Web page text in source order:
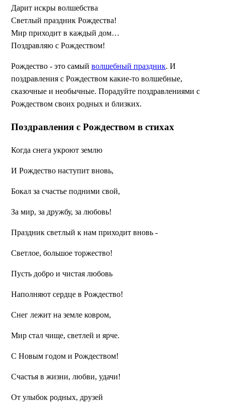
Дарит искры волшебства
Светлый праздник Рождества!
Мир приходит в каждый дом…
Поздравляю с Рождеством!
Рождество - это самый волшебный праздник. И
поздравления с Рождеством какие-то волшебные,
сказочные и необычные. Порадуйте поздравлениями с
Рождеством своих родных и близких.
Поздравления с Рождеством в стихах
Когда снега укроют землю
И Рождество наступит вновь,
Бокал за счастье подними свой,
За мир, за дружбу, за любовь!
Праздник светлый к нам приходит вновь -
Светлое, большое торжество!
Пусть добро и чистая любовь
Наполняют сердце в Рождество!
Снег лежит на земле ковром,
Мир стал чище, светлей и ярче.
С Новым годом и Рождеством!
Счастья в жизни, любви, удачи!
От улыбок родных, друзей